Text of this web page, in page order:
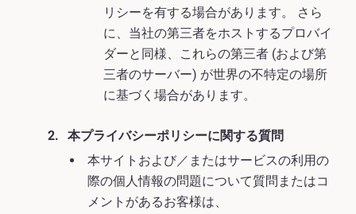
リシーを有する場合があります。 さら
に、当社の第三者をホストするプロバイ
ダーと同様、これらの第三者 (および第
三者のサーバー) が世界の不特定の場所
に基づく場合があります。
本プライバシーポリシーに関する質問
本サイトおよび／またはサービスの利用の
際の個人情報の問題について質問またはコ
メントがあるお客様は、